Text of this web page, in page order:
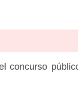
concurso